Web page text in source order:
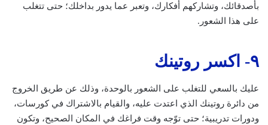
بأصدقائك، وتشاركهم أفكارك، وتعبر عما يدور بداخلك؛ حتى تتغلب
على هذا الشعور.
٩- اكسر روتينك
عليك بالسعي للتغلب على الشعور بالوحدة، وذلك عن طريق الخروج
من دائرة روتينك الذي اعتدت عليه، والقيام بالاشتراك في كورسات،
ودورات تدريبية؛ حتى توّجه وقت فراغك في المكان الصحيح، وتكون